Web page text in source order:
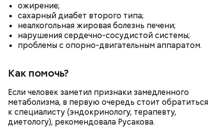
ожирение;
сахарный диабет второго типа;
неалкогольная жировая болезнь печени;
нарушения сердечно-сосудистой системы;
проблемы с опорно-двигательным аппаратом.
Как помочь?
Если человек заметил признаки замедленного
метаболизма, в первую очередь стоит обратиться
к специалисту (эндокринологу, терапевту,
диетологу), рекомендовала Русакова.
спорта. Также в этот праздник проходят
тематические концерты, посвященные
профессиям, связанным с морем.